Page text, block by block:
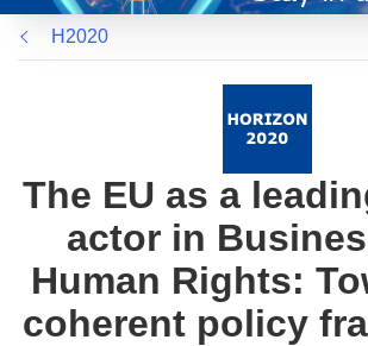
Fenster)
H2020
The EU as a
actor in
Human Rights:
coherent policy